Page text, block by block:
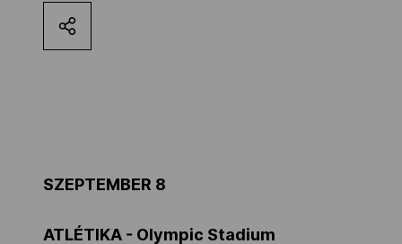
Kettőskarrier-program
OVEP
SZEPTEMBER 8
ATLÉTIKA - Olympic Stadium